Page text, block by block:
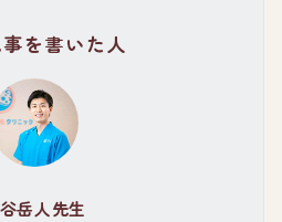
を書いた人
岳人先生